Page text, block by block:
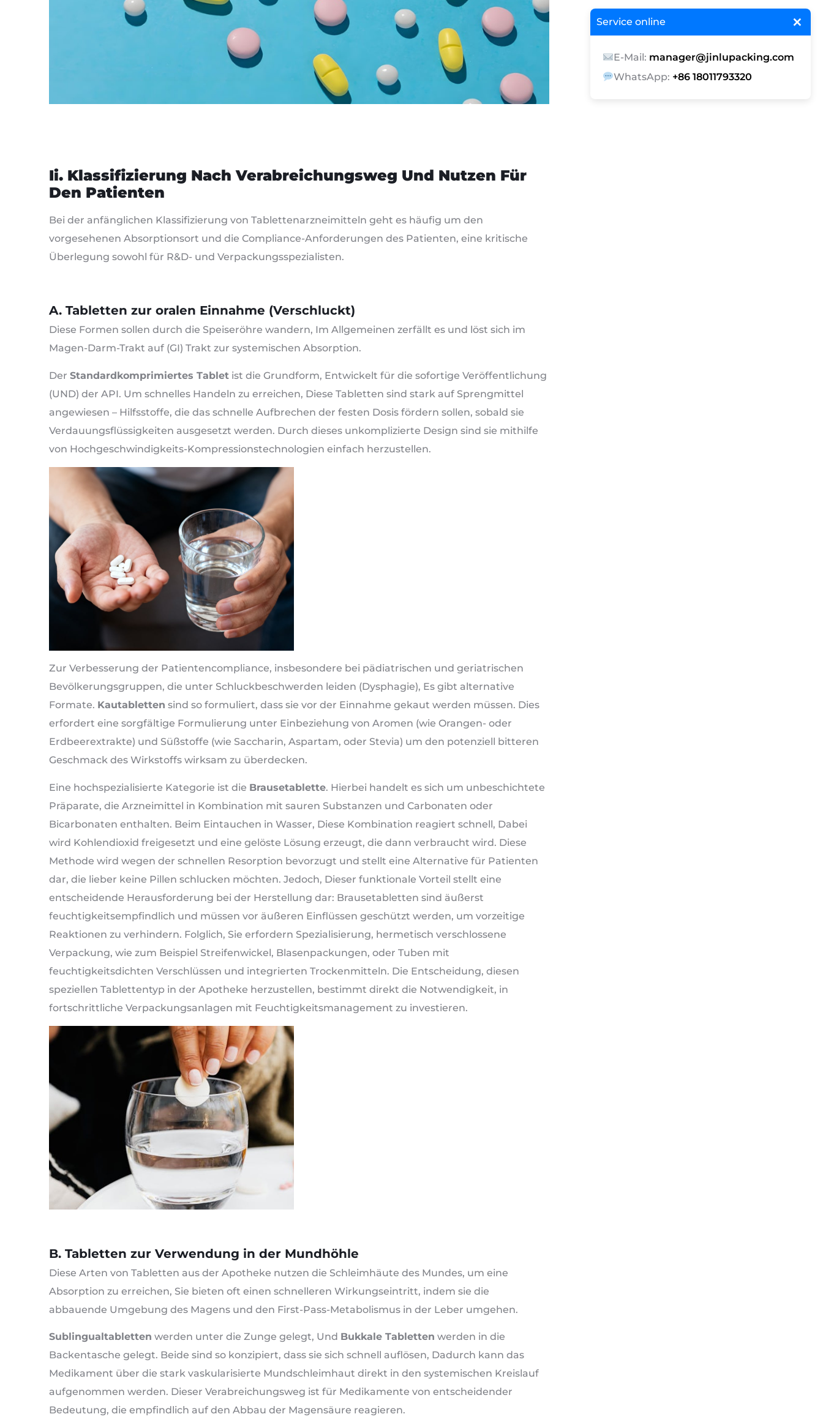
×
Service online
E-Mail: manager@jinlupacking.com
WhatsApp: +86 18011793320
Ii. Klassifizierung Nach Verabreichungsweg Und Nutzen Für
Den Patienten
Bei der anfänglichen Klassifizierung von Tablettenarzneimitteln geht es häufig um den
vorgesehenen Absorptionsort und die Compliance-Anforderungen des Patienten, eine kritische
Überlegung sowohl für R&D- und Verpackungsspezialisten.
A. Tabletten zur oralen Einnahme (Verschluckt)
Diese Formen sollen durch die Speiseröhre wandern, Im Allgemeinen zerfällt es und löst sich im
Magen-Darm-Trakt auf (GI) Trakt zur systemischen Absorption.
Der Standardkomprimiertes Tablet ist die Grundform, Entwickelt für die sofortige Veröffentlichung
(UND) der API. Um schnelles Handeln zu erreichen, Diese Tabletten sind stark auf Sprengmittel
angewiesen – Hilfsstoffe, die das schnelle Aufbrechen der festen Dosis fördern sollen, sobald sie
Verdauungsflüssigkeiten ausgesetzt werden. Durch dieses unkomplizierte Design sind sie mithilfe
von Hochgeschwindigkeits-Kompressionstechnologien einfach herzustellen.
Zur Verbesserung der Patientencompliance, insbesondere bei pädiatrischen und geriatrischen
Bevölkerungsgruppen, die unter Schluckbeschwerden leiden (Dysphagie), Es gibt alternative
Formate. Kautabletten sind so formuliert, dass sie vor der Einnahme gekaut werden müssen. Dies
erfordert eine sorgfältige Formulierung unter Einbeziehung von Aromen (wie Orangen- oder
Erdbeerextrakte) und Süßstoffe (wie Saccharin, Aspartam, oder Stevia) um den potenziell bitteren
Geschmack des Wirkstoffs wirksam zu überdecken.
Eine hochspezialisierte Kategorie ist die Brausetablette. Hierbei handelt es sich um unbeschichtete
Präparate, die Arzneimittel in Kombination mit sauren Substanzen und Carbonaten oder
Bicarbonaten enthalten. Beim Eintauchen in Wasser, Diese Kombination reagiert schnell, Dabei
wird Kohlendioxid freigesetzt und eine gelöste Lösung erzeugt, die dann verbraucht wird. Diese
Methode wird wegen der schnellen Resorption bevorzugt und stellt eine Alternative für Patienten
dar, die lieber keine Pillen schlucken möchten. Jedoch, Dieser funktionale Vorteil stellt eine
entscheidende Herausforderung bei der Herstellung dar: Brausetabletten sind äußerst
feuchtigkeitsempfindlich und müssen vor äußeren Einflüssen geschützt werden, um vorzeitige
Reaktionen zu verhindern. Folglich, Sie erfordern Spezialisierung, hermetisch verschlossene
Verpackung, wie zum Beispiel Streifenwickel, Blasenpackungen, oder Tuben mit
feuchtigkeitsdichten Verschlüssen und integrierten Trockenmitteln. Die Entscheidung, diesen
speziellen Tablettentyp in der Apotheke herzustellen, bestimmt direkt die Notwendigkeit, in
fortschrittliche Verpackungsanlagen mit Feuchtigkeitsmanagement zu investieren.
B. Tabletten zur Verwendung in der Mundhöhle
Diese Arten von Tabletten aus der Apotheke nutzen die Schleimhäute des Mundes, um eine
Absorption zu erreichen, Sie bieten oft einen schnelleren Wirkungseintritt, indem sie die
abbauende Umgebung des Magens und den First-Pass-Metabolismus in der Leber umgehen.
Sublingualtabletten werden unter die Zunge gelegt, Und Bukkale Tabletten werden in die
Backentasche gelegt. Beide sind so konzipiert, dass sie sich schnell auflösen, Dadurch kann das
Medikament über die stark vaskularisierte Mundschleimhaut direkt in den systemischen Kreislauf
aufgenommen werden. Dieser Verabreichungsweg ist für Medikamente von entscheidender
Bedeutung, die empfindlich auf den Abbau der Magensäure reagieren.